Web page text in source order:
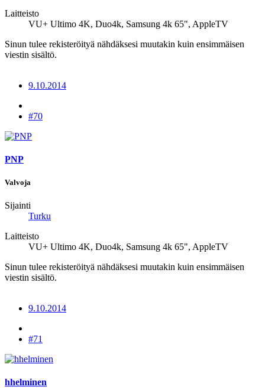
Laitteisto
VU+ Ultimo 4K, Duo4k, Samsung 4k 65", AppleTV
Sinun tulee rekisteröityä nähdäksesi muutakin kuin ensimmäisen
viestin sisältö.
9.10.2014
#70
PNP
Valvoja
Sijainti
Turku
Laitteisto
VU+ Ultimo 4K, Duo4k, Samsung 4k 65", AppleTV
Sinun tulee rekisteröityä nähdäksesi muutakin kuin ensimmäisen
viestin sisältö.
9.10.2014
#71
hhelminen